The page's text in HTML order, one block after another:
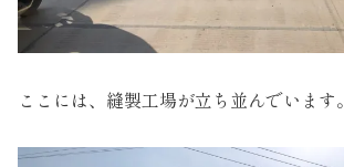
ここには、縫製工場が立ち並んでいます。